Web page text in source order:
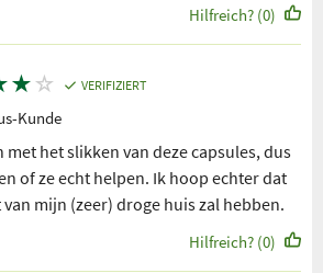
Hilfreich? (0)
★ ☆ VERIFIZIERT
Kunde
met het slikken van deze capsules, dus
of ze echt helpen. Ik hoop echter dat
mijn (zeer) droge huis zal hebben.
Hilfreich? (0)